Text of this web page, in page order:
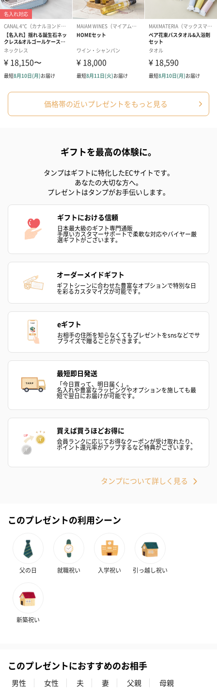
価格帯の近いプレゼントをもっと見る
ギフトを最高の体験に。
タンプはギフトに特化したECサイトです。
あなたの大切な方へ。
プレゼントはタンプがお手伝いします。
ギフトにおける信頼
日本最大級のギフト専門通販
手厚いカスタマーサポートで柔軟な対応やバイヤー厳
選ギフトがございます。
オーダーメイドギフト
ギフトシーンに合わせた豊富なオプションで特別な日
を彩るカスタマイズが可能です。
eギフト
お相手の住所を知らなくてもプレゼントをsnsなどでサ
プライズで贈ることができます。
最短即日発送
「今日買って、明日届く」。
名入れや豊富なラッピングやオプションを施しても最
短で翌日にお届けが可能です。
買えば買うほどお得に
会員ランクに応じてお得なクーポンが受け取れたり、
ポイント還元率がアップするなど特典がございます。
タンプについて詳しく見る
このプレゼントの利用シーン
父の日 就職祝い 入学祝い 引っ越し祝い
新築祝い
このプレゼントにおすすめのお相手
男性 女性 夫 妻 父親
母親